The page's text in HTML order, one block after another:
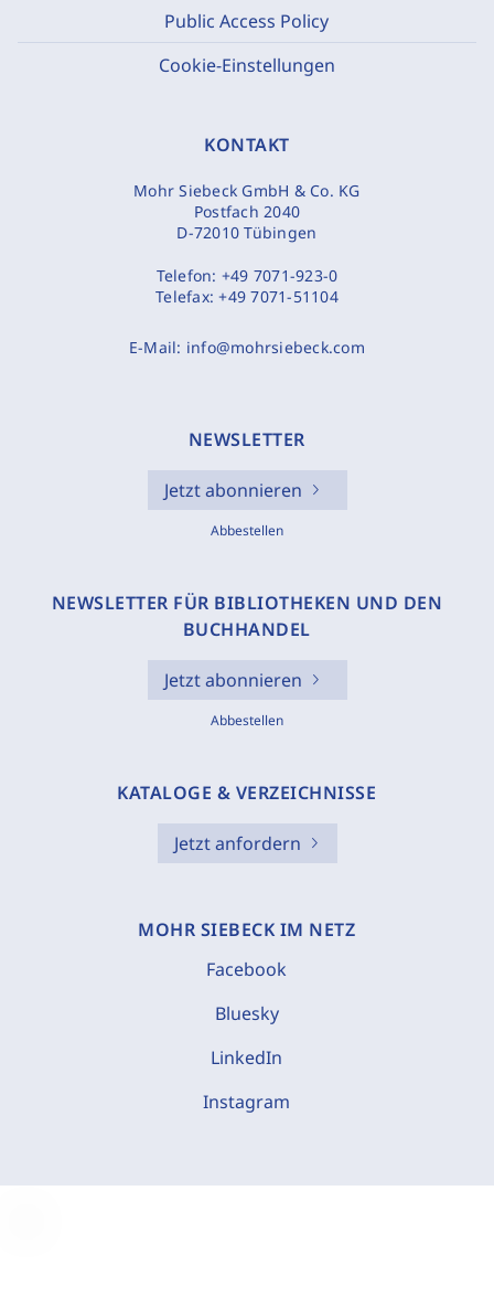
Public Access Policy
Cookie-Einstellungen
KONTAKT
Mohr Siebeck GmbH & Co. KG
Postfach 2040
D-72010 Tübingen
Telefon: +49 7071-923-0
Telefax:+49 7071-51104
E-Mail: info@mohrsiebeck.com
NEWSLETTER
Jetzt abonnieren
Abbestellen
NEWSLETTER FÜR BIBLIOTHEKEN UND DEN
BUCHHANDEL
Jetzt abonnieren
Abbestellen
KATALOGE & VERZEICHNISSE
Jetzt anfordern
MOHR SIEBECK IM NETZ
Facebook
Bluesky
LinkedIn
Instagram